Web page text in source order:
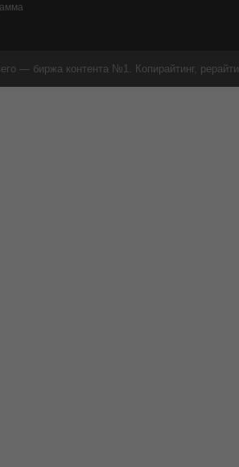
— биржа контента №1. Копирайтинг,